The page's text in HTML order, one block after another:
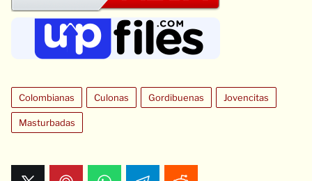
Colombianas Culonas Gordibuenas Jovencitas
Masturbadas